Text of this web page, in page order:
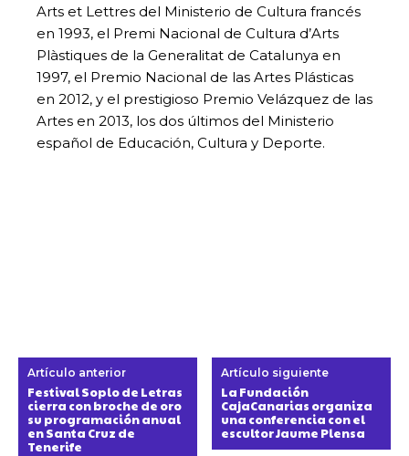
Arts et Lettres del Ministerio de Cultura francés
en 1993, el Premi Nacional de Cultura d’Arts
Plàstiques de la Generalitat de Catalunya en
1997, el Premio Nacional de las Artes Plásticas
en 2012, y el prestigioso Premio Velázquez de las
Artes en 2013, los dos últimos del Ministerio
español de Educación, Cultura y Deporte.
Artículo anterior
Festival Soplo de Letras
cierra con broche de oro
su programación anual
en Santa Cruz de
Tenerife
Artículo siguiente
La Fundación
CajaCanarias organiza
una conferencia con el
escultor Jaume Plensa